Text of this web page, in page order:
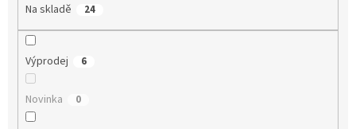
Na skladě 24
Výprodej 6
Novinka 0